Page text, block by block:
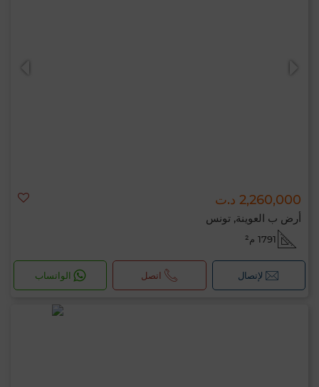
2,260,000 د.ت
أرض ب العوينة, تونس
1791 م²
لإتصال اتصل الواتساب